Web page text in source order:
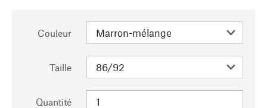
Couleur
Taille
Quantité